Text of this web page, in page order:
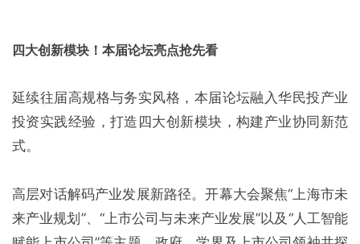
四大创新模块！本届论坛亮点抢先看
延续往届高规格与务实风格，本届论坛融入华民投产业
投资实践经验，打造四大创新模块，构建产业协同新范
式。
高层对话解码产业发展新路径。开幕大会聚焦“上海市未
来产业规划”、“上市公司与未来产业发展”以及“人工智能